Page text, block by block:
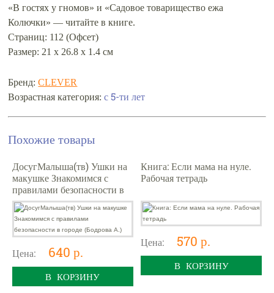
«В гостях у гномов» и «Садовое товарищество ежа
Колючки» — читайте в книге.
Страниц: 112 (Офсет)
Размер: 21 х 26.8 х 1.4 см
Бренд:CLEVER
Возрастная категория:с 5-ти лет
Похожие товары
ДосугМалыша(тв) Ушки на
макушке Знакомимся с
правилами безопасности в
городе (Бодрова А.)
Цена: 640 р.
В КОРЗИНУ
Книга: Если мама на нуле.
Рабочая тетрадь
Цена: 570 р.
В КОРЗИНУ